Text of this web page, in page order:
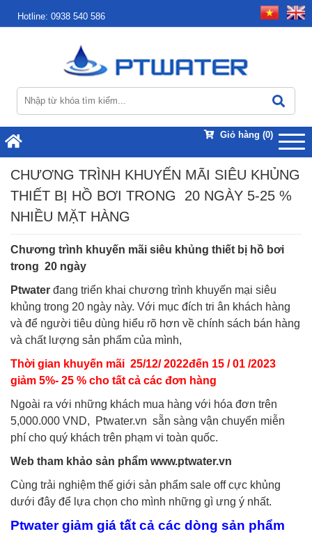
Hotline: 0938 540 586
Giỏ hàng (0)
CHƯƠNG TRÌNH KHUYẾN MÃI SIÊU KHỦNG
THIẾT BỊ HỒ BƠI TRONG 20 NGÀY 5-25 %
NHIỀU MẶT HÀNG
Chương trình khuyến mãi siêu khủng thiết bị hồ bơi
trong 20 ngày
Ptwater đang triển khai chương trình khuyến mại siêu
khủng trong 20 ngày này. Với mục đích tri ân khách hàng
và để người tiêu dùng hiểu rõ hơn về chính sách bán hàng
và chất lượng sản phẩm của mình,
Thời gian khuyến mãi 25/12/ 2022đến 15 / 01 /2023
giảm 5%- 25 % cho tất cả các đơn hàng
Ngoài ra với những khách mua hàng với hóa đơn trên
5,000.000 VND, Ptwater.vn sẵn sàng vận chuyển miễn
phí cho quý khách trên phạm vi toàn quốc.
Web tham khảo sản phẩm www.ptwater.vn
Cùng trải nghiệm thế giới sản phẩm sale off cực khủng
dưới đây để lựa chọn cho mình những gì ưng ý nhất.
Ptwater giảm giá tất cả các dòng sản phẩm